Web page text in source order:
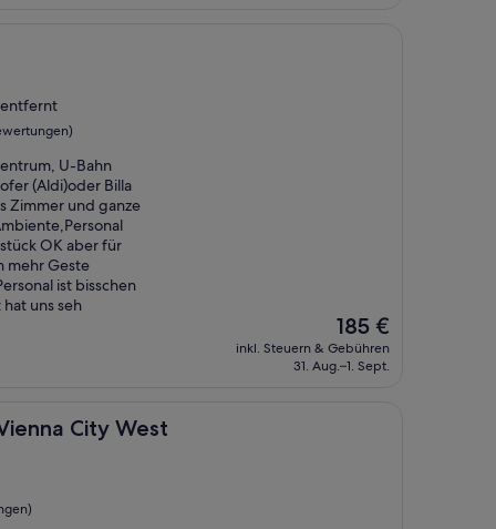
entfernt
U-Bahn
(Aldi)oder Billa
Zimmer und ganze
OK aber für
mehr Geste
ist bisschen
uns seh
Der
Preis
beträgt
185 €
inkl. Steuern & Gebühren
31. Aug.–1. Sept.
City West
West